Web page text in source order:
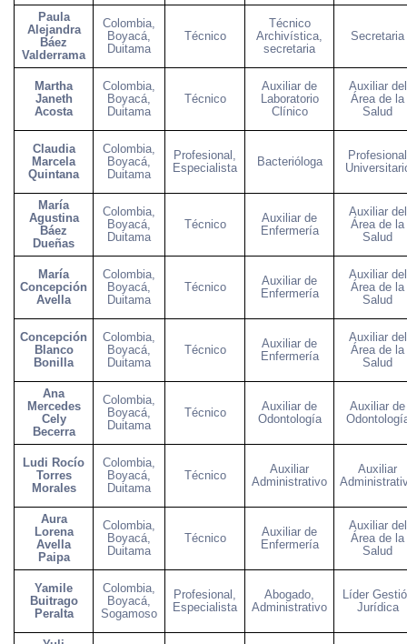
Paula
Alejandra
Báez
Valderrama
Colombia,
Boyacá,
Duitama
Técnico
Técnico
Archivística,
secretaria
Secretaria
Martha
Janeth
Acosta
Colombia,
Boyacá,
Duitama
Técnico
Auxiliar de
Laboratorio
Clínico
Auxiliar del
Área de la
Salud
Claudia
Marcela
Quintana
Colombia,
Boyacá,
Duitama
Profesional,
Especialista
Bacterióloga
Profesional
María
Agustina
Báez
Dueñas
Colombia,
Boyacá,
Duitama
Técnico
Auxiliar de
Enfermería
Auxiliar del
Área de la
Salud
María
Concepción
Avella
Colombia,
Boyacá,
Duitama
Técnico
Auxiliar de
Enfermería
Auxiliar del
Área de la
Salud
Concepción
Blanco
Bonilla
Colombia,
Boyacá,
Duitama
Técnico
Auxiliar de
Enfermería
Auxiliar del
Área de la
Salud
Ana
Mercedes
Cely
Becerra
Colombia,
Boyacá,
Duitama
Técnico
Auxiliar de
Odontología
Auxiliar de
Ludi Rocío
Torres
Morales
Colombia,
Boyacá,
Duitama
Técnico
Auxiliar
Administrativo
Auxiliar
Aura
Lorena
Avella
Paipa
Colombia,
Boyacá,
Duitama
Técnico
Auxiliar de
Enfermería
Auxiliar del
Área de la
Salud
Yamile
Buitrago
Peralta
Colombia,
Boyacá,
Sogamoso
Profesional,
Especialista
Abogado,
Administrativo
Líder
Jurídica